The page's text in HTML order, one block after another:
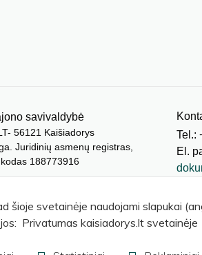
savivaldybė
56121 Kaišiadorys
Juridinių asmenų registras,
188773916
Tel.:
El.
©
šioje svetainėje naudojami slapukai
Privatumas kaisiadorys.lt svetainėje